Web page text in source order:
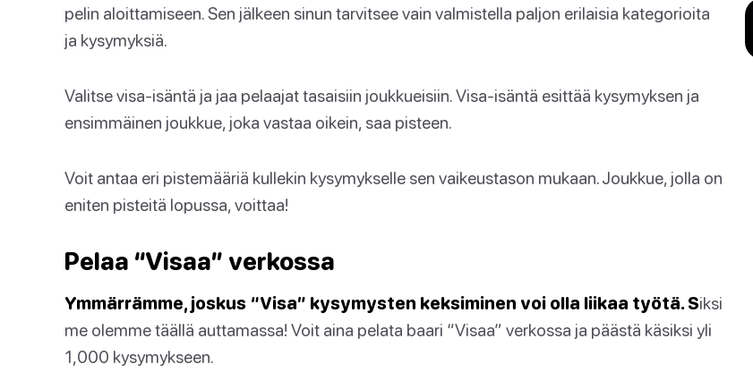
pelin aloittamiseen. Sen jälkeen sinun tarvitsee vain valmistella paljon erilaisia kategorioita
ja kysymyksiä.
Valitse visa-isäntä ja jaa pelaajat tasaisiin joukkueisiin. Visa-isäntä esittää kysymyksen ja
ensimmäinen joukkue, joka vastaa oikein, saa pisteen.
Voit antaa eri pistemääriä kullekin kysymykselle sen vaikeustason mukaan. Joukkue, jolla on
eniten pisteitä lopussa, voittaa!
Pelaa “Visaa” verkossa
Ymmärrämme, joskus “Visa” kysymysten keksiminen voi olla liikaa työtä. Siksi
me olemme täällä auttamassa! Voit aina pelata baari “Visaa” verkossa ja päästä käsiksi yli
1,000 kysymykseen.